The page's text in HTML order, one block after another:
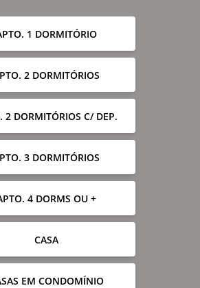
1 DORMITÓRIO
2 DORMITÓRIOS
2 DORMITÓRIOS C/ DEP.
3 DORMITÓRIOS
4 DORMS OU +
CASA
EM CONDOMÍNIO